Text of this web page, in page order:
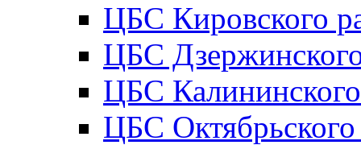
ЦБС Кировского
ЦБС
ЦБС
ЦБС